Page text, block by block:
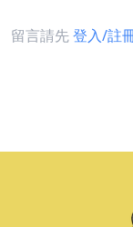
留言請先登入/註